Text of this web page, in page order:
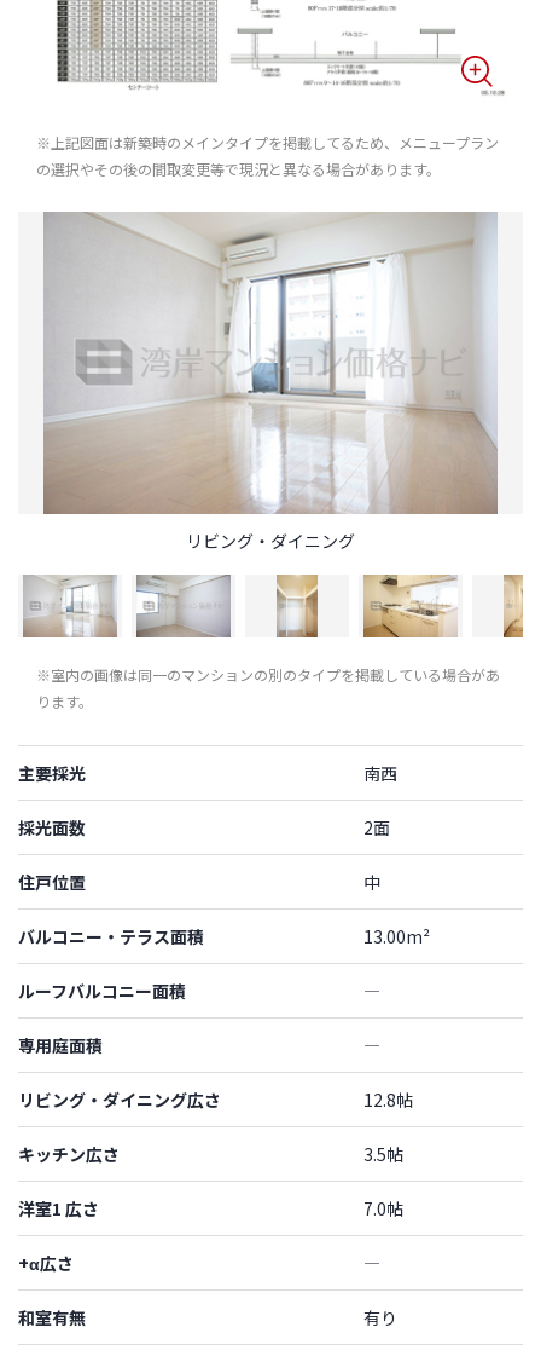
※上記図面は新築時のメインタイプを掲載してるため、メニュープラン
の選択やその後の間取変更等で現況と異なる場合があります。
リビング・ダイニング
※室内の画像は同一のマンションの別のタイプを掲載している場合があ
ります。
主要採光 南西
採光面数 2面
住戸位置 中
バルコニー・テラス面積 13.00m²
ルーフバルコニー面積 ―
専用庭面積 ―
リビング・ダイニング広さ 12.8帖
キッチン広さ 3.5帖
洋室1 広さ 7.0帖
+α広さ ―
和室有無 有り